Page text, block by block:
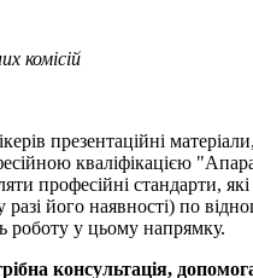
комісій
презентаційні
кваліфікацією
професійні стандарти,
його наявності) по
роботу у цьому напрямку.
консультація,